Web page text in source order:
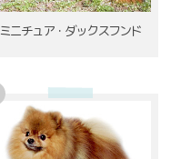
ミニチュア・ダックスフンド